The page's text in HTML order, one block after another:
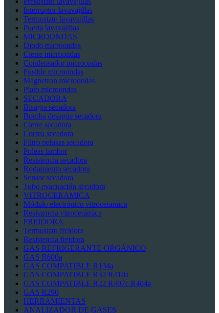
Interruptor lavavajillas
Termostato lavavajillas
Puerta lavavajillas
MICROONDAS
Diodo microondas
Cierre microondas
Condensador microondas
Fusible microondas
Magnetron microondas
Plato microondas
SECADORA
Bisagra secadora
Bomba desagüe secadora
Cierre secadora
Correa secadora
Filtro pelusas secadora
Poleas tambor
Resistencia secadora
Rodamiento secadora
Sensor secadora
Tubo evacuación secadora
VITROCERAMICA
Módulo electrónico vitroceramica
Resistencia vitrocerámica
FREIDORA
Termostato freidora
Resistencia freidora
GAS REFRIGERANTE ORGÁNICO
GAS R600a
GAS COMPATIBLE R134a
GAS COMPATIBLE R32 R410a
GAS COMPATIBLE R22 R407c R404a
GAS R290
HERRAMIENTAS
ANALIZADOR DE GASES